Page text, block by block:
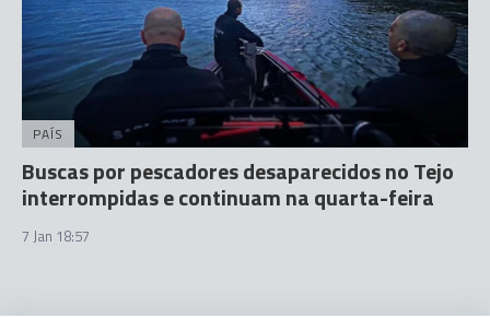
PAÍS
Buscas por pescadores desaparecidos no Tejo
interrompidas e continuam na quarta-feira
7 Jan 18:57